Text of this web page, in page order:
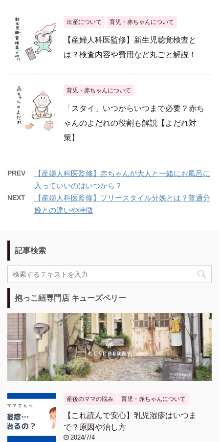
出産について 育児・赤ちゃんについて
【産婦人科医監修】新生児聴覚検査と
は？検査内容や費用など丸ごと解説！
育児・赤ちゃんについて
「スタイ」いつからいつまで必要？赤ち
ゃんのよだれの役割も解説【よだれ対
策】
PREV
【産婦人科医監修】赤ちゃんが大人と一緒にお風呂に
入っていいのはいつから？
NEXT
【産婦人科医監修】フリースタイル分娩とは？普通分
娩との違いや特徴
記事検索
抱っこ紐専門店 キューズベリー
産後のママの悩み 育児・赤ちゃんについて
【これ読んで安心】乳児湿疹はいつま
で？原因や治し方
2024/7/4